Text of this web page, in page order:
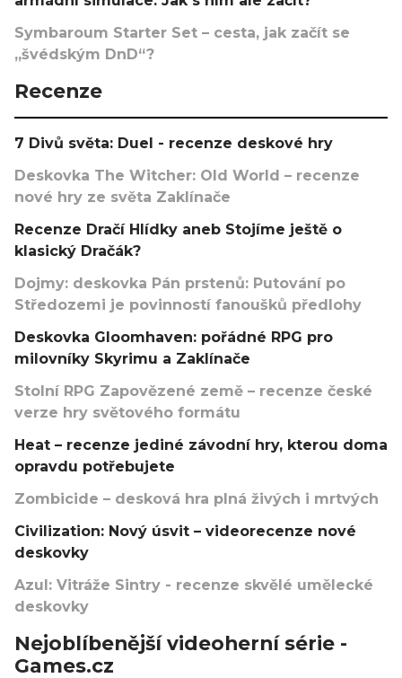
Symbaroum Starter Set – cesta, jak začít se
„švédským DnD“?
Recenze
7 Divů světa: Duel - recenze deskové hry
Deskovka The Witcher: Old World – recenze
nové hry ze světa Zaklínače
Recenze Dračí Hlídky aneb Stojíme ještě o
klasický Dračák?
Dojmy: deskovka Pán prstenů: Putování po
Středozemi je povinností fanoušků předlohy
Deskovka Gloomhaven: pořádné RPG pro
milovníky Skyrimu a Zaklínače
Stolní RPG Zapovězené země – recenze české
verze hry světového formátu
Heat – recenze jediné závodní hry, kterou doma
opravdu potřebujete
Zombicide – desková hra plná živých i mrtvých
Civilization: Nový úsvit – videorecenze nové
deskovky
Azul: Vitráže Sintry - recenze skvělé umělecké
deskovky
Nejoblíbenější videoherní série -
Games.cz